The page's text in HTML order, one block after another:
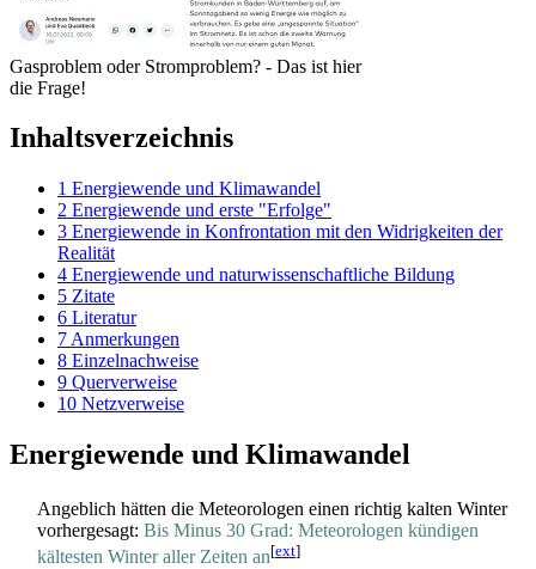
Gasproblem oder Stromproblem? - Das ist hier
die Frage!
Inhaltsverzeichnis
1 Energiewende und Klimawandel
2 Energiewende und erste "Erfolge"
3 Energiewende in Konfrontation mit den Widrigkeiten der
Realität
4 Energiewende und naturwissenschaftliche Bildung
5 Zitate
6 Literatur
7 Anmerkungen
8 Einzelnachweise
9 Querverweise
10 Netzverweise
Energiewende und Klimawandel
Angeblich hätten die Meteorologen einen richtig kalten Winter
vorhergesagt: Bis Minus 30 Grad: Meteorologen kündigen
kältesten Winter aller Zeiten an[ext]